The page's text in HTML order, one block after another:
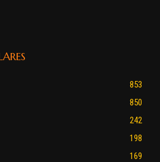
853
850
242
198
169